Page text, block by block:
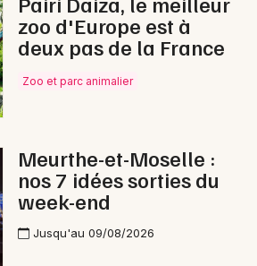
zoo d'Europe est à
deux pas de la France
Zoo et parc animalier
Meurthe-et-Moselle :
nos 7 idées sorties du
week-end
Jusqu'au 09/08/2026